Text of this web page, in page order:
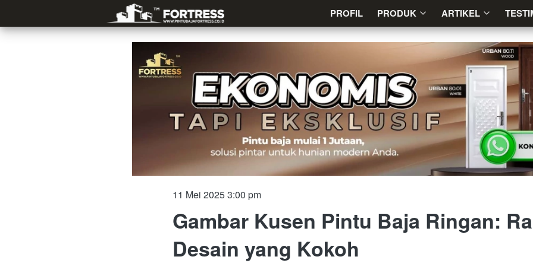
PROFIL PRODUK ARTIKEL
PROFIL PRODUK ARTIKEL
11 Mei 2025 3:00 pm
Gambar Kusen Pintu Baja Ringan:
Desain yang Kokoh